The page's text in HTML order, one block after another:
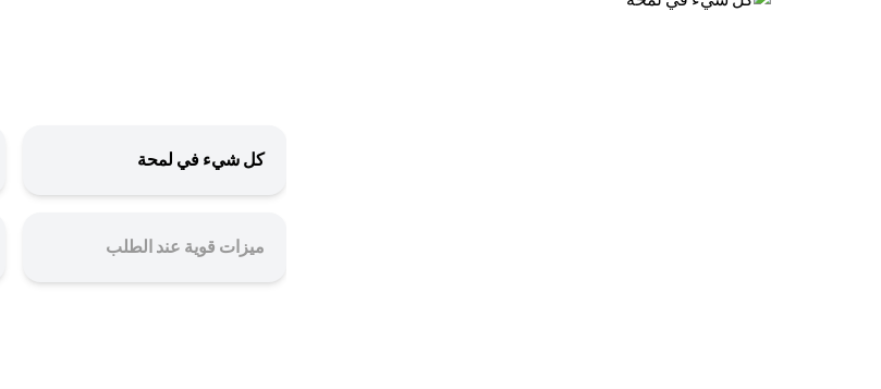
كل شيء في لمحة
ميزات قوية عند الطلب